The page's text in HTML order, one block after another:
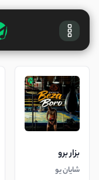
بزار برو
شایان یو